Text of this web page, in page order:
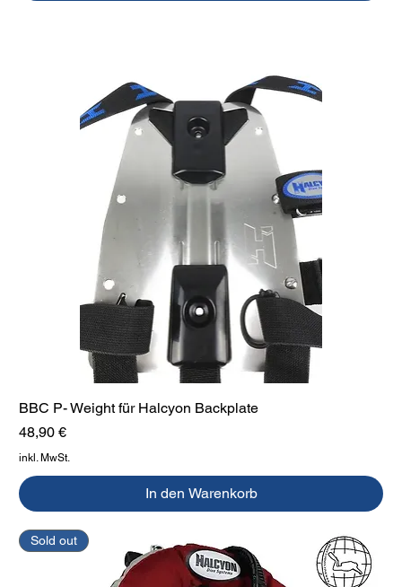
BBC P- Weight für Halcyon Backplate
Preis
48,90 €
inkl. MwSt.
In den Warenkorb
Sold out